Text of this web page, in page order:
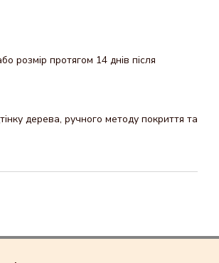
розмір протягом 14 днів після
дерева, ручного методу покриття та